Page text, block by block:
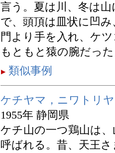
言う。夏は川、冬は
で、頭頂は皿状に凹
門より手を入れ、ケ
もともと猿の腕だっ
類似事例
ケチヤマ，ニワトリ
1955年 静岡県
ケチ山の一つ鶏山は
呼ばれる。昔、天王